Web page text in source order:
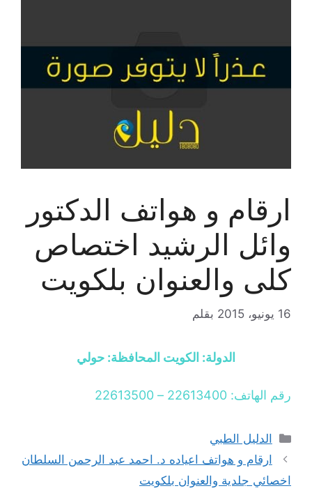
ارقام و هواتف الدكتور
وائل الرشيد اختصاص
كلى والعنوان بلكويت
16 يونيو، 2015 بقلم
الدولة: الكويت المحافظة: حولي
رقم الهاتف: 22613400 – 22613500
التصنيفات
الدليل الطبي
ارقام و هواتف اعياده د. احمد عبد الرحمن السلطان
اخصائي جلدية والعنوان بلكويت